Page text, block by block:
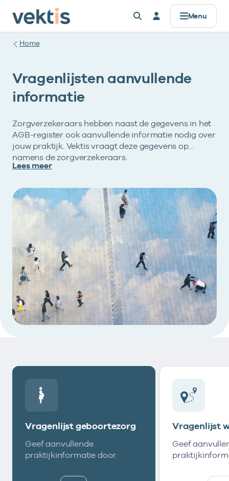
Menu
Home
Vragenlijsten aanvullende
informatie
Zorgverzekeraars hebben naast de gegevens in het
AGB-register ook aanvullende informatie nodig over
jouw praktijk. Vektis vraagt deze gegevens op
namens de zorgverzekeraars.
Lees meer
Vragenlijst geboortezorg
Geef aanvullende
praktijkinformatie door.
Vragenlijst
Geef